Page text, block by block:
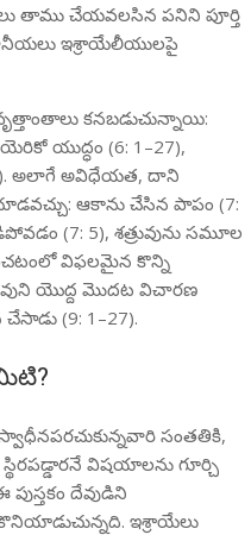
తాము చేయవలసిన పనిని పూర్తి
ఇశ్రాయేలీయులపై
కనబడుచున్నాయి:
యుద్ధం (6: 1–27),
అలాగే అవిధేయత, దాని
ఆకాను చేసిన పాపం (7:
(7: 5), శత్రువును సమూల
విఫలమైన కొన్ని
యొద్ద మొదట విచారణ
(9: 1–27).
సంతతికి,
విషయాలను గూర్చి
దేవుడిని
ఇశ్రాయేలు